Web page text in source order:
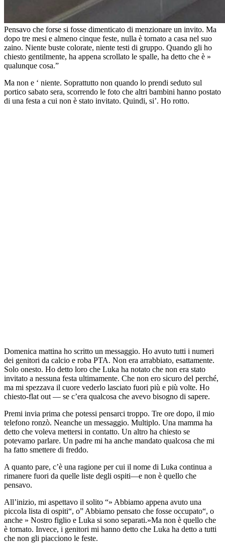
Pensavo che forse si fosse dimenticato di menzionare un invito. Ma
dopo tre mesi e almeno cinque feste, nulla è tornato a casa nel suo
zaino. Niente buste colorate, niente testi di gruppo. Quando gli ho
chiesto gentilmente, ha appena scrollato le spalle, ha detto che è »
qualunque cosa.”
Ma non e ‘ niente. Soprattutto non quando lo prendi seduto sul
portico sabato sera, scorrendo le foto che altri bambini hanno postato
di una festa a cui non è stato invitato. Quindi, si’. Ho rotto.
Domenica mattina ho scritto un messaggio. Ho avuto tutti i numeri
dei genitori da calcio e roba PTA. Non era arrabbiato, esattamente.
Solo onesto. Ho detto loro che Luka ha notato che non era stato
invitato a nessuna festa ultimamente. Che non ero sicuro del perché,
ma mi spezzava il cuore vederlo lasciato fuori più e più volte. Ho
chiesto-flat out — se c’era qualcosa che avevo bisogno di sapere.
Premi invia prima che potessi pensarci troppo. Tre ore dopo, il mio
telefono ronzò. Neanche un messaggio. Multiplo. Una mamma ha
detto che voleva mettersi in contatto. Un altro ha chiesto se
potevamo parlare. Un padre mi ha anche mandato qualcosa che mi
ha fatto smettere di freddo.
A quanto pare, c’è una ragione per cui il nome di Luka continua a
rimanere fuori da quelle liste degli ospiti—e non è quello che
pensavo.
All’inizio, mi aspettavo il solito “» Abbiamo appena avuto una
piccola lista di ospiti“, o” Abbiamo pensato che fosse occupato“, o
anche » Nostro figlio e Luka si sono separati.»Ma non è quello che
è tornato. Invece, i genitori mi hanno detto che Luka ha detto a tutti
che non gli piacciono le feste.